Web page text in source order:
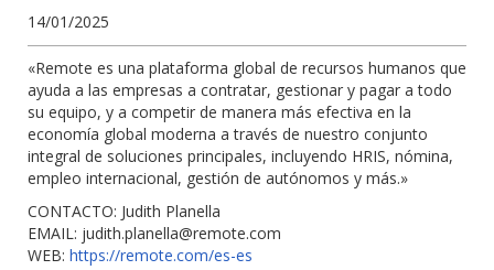
a
t
14/01/2025
«Remote es una plataforma global de recursos humanos que
ayuda a las empresas a contratar, gestionar y pagar a todo
su equipo, y a competir de manera más efectiva en la
economía global moderna a través de nuestro conjunto
integral de soluciones principales, incluyendo HRIS, nómina,
empleo internacional, gestión de autónomos y más.»
CONTACTO: Judith Planella
EMAIL: judith.planella@remote.com
WEB: https://remote.com/es-es